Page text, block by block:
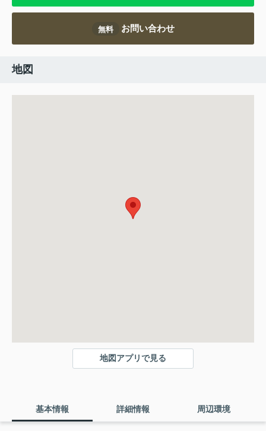
無料 お問い合わせ
地図
地図アプリで見る
基本情報 詳細情報 周辺環境